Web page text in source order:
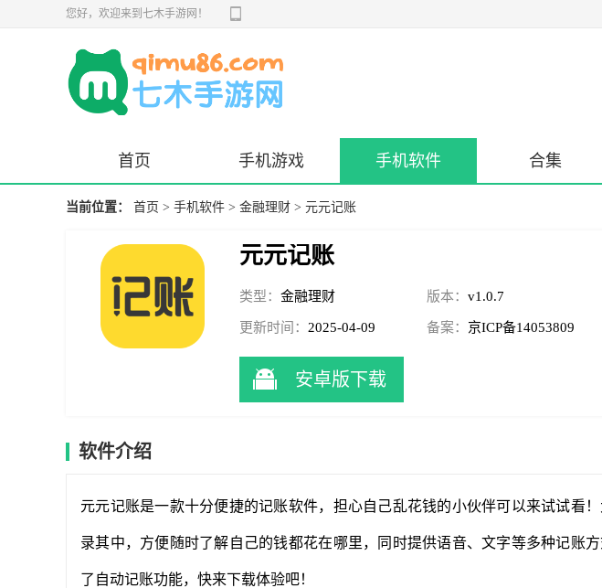
您好，欢迎来到七木手游网！
首页 手机游戏 手机软件 合集
当前位置： 首页 > 手机软件 > 金融理财 > 元元记账
元元记账
类型： 金融理财 版本： v1.0.7
更新时间： 2025-04-09
13:23:08
备案： 京ICP备14053809
安卓版下载
软件介绍
元元记账是一款十分便捷的记账软件，担心自己乱花钱的小伙伴可以来试试看
录其中，方便随时了解自己的钱都花在哪里，同时提供语音、文字等多种记账
了自动记账功能，快来下载体验吧！